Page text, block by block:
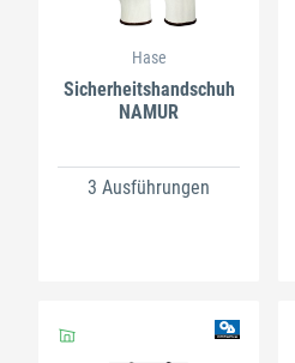
Hase
Sicherheitshandschuh
NAMUR
3 Ausführungen